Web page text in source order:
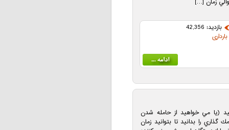
زمان […]
بازدید: 42,356
(يا مي خواهيد از حامله شدن
را بدانيد تا بتوانيد زمان